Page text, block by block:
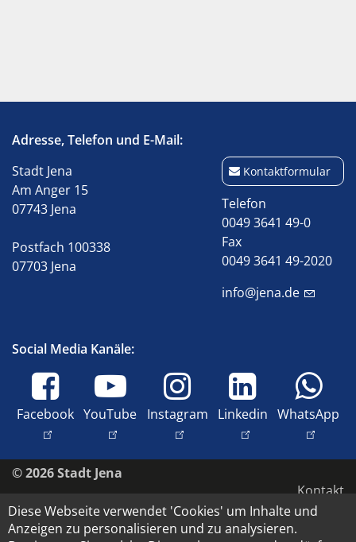
Adresse, Telefon und E-Mail:
Stadt Jena
Am Anger 15
07743 Jena
Postfach 100338
07703 Jena
Kontaktformular
Telefon
0049 3641 49-0
Fax
0049 3641 49-2020
info@jena.de
Social Media Kanäle:
Facebook YouTube Instagram Linkedin WhatsApp
© 2026 Stadt Jena
Kontakt
Impressum
Barrierefreiheit
Diese Webseite verwendet 'Cookies' um Inhalte und
Anzeigen zu personalisieren und zu analysieren.